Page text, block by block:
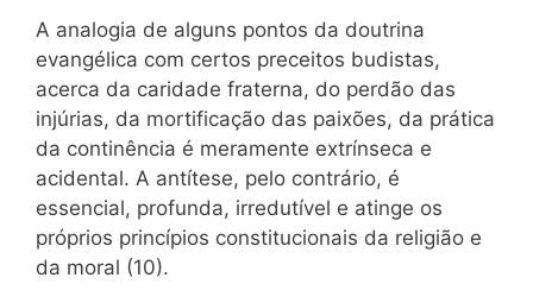
A analogia de alguns pontos da doutrina
evangélica com certos preceitos budistas,
acerca da caridade fraterna, do perdão das
injúrias, da mortificação das paixões, da prática
da continência é meramente extrínseca e
acidental. A antítese, pelo contrário, é
essencial, profunda, irredutível e atinge os
próprios princípios constitucionais da religião e
da moral (10).